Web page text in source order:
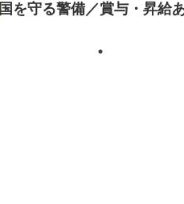
国を守る警備／賞与・昇給